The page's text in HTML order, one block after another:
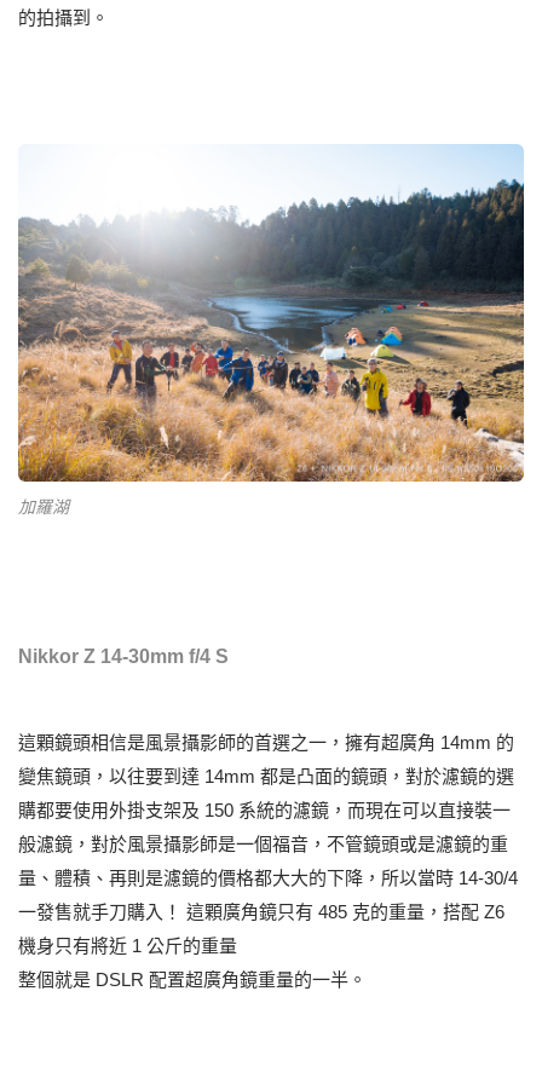
的拍攝到。
加羅湖
Nikkor Z 14-30mm f/4 S
這顆鏡頭相信是風景攝影師的首選之一，擁有超廣角 14mm 的
變焦鏡頭，以往要到達 14mm 都是凸面的鏡頭，對於濾鏡的選
購都要使用外掛支架及 150 系統的濾鏡，而現在可以直接裝一
般濾鏡，對於風景攝影師是一個福音，不管鏡頭或是濾鏡的重
量、體積、再則是濾鏡的價格都大大的下降，所以當時 14-30/4
一發售就手刀購入！ 這顆廣角鏡只有 485 克的重量，搭配 Z6
機身只有將近 1 公斤的重量
整個就是 DSLR 配置超廣角鏡重量的一半。